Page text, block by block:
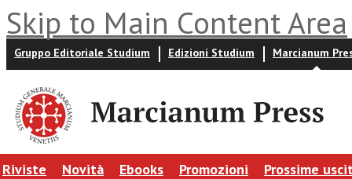
Skip to Main Content Area
Gruppo Editoriale Studium Edizioni Studium Marcianum
Riviste Novità Ebooks Promozioni Prossime